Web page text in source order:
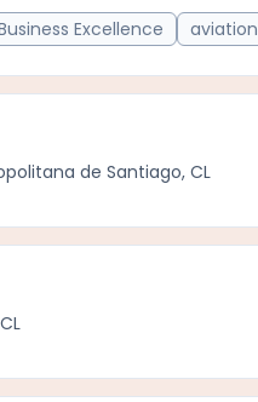
Excellence
aviation
de Santiago, CL